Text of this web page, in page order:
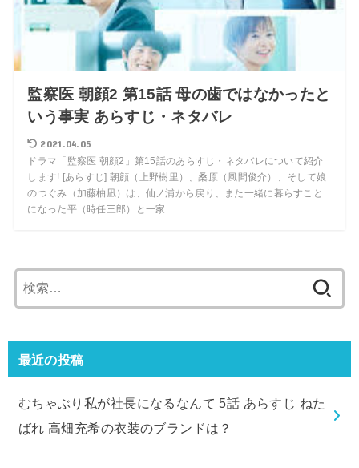
監察医 朝顔2 第15話 母の歯ではなかったと
いう事実 あらすじ・ネタバレ
2021.04.05
ドラマ「監察医 朝顔2」第15話のあらすじ・ネタバレについて紹介
します! [あらすじ] 朝顔（上野樹里）、桑原（風間俊介）、そして娘
のつぐみ（加藤柚凪）は、仙ノ浦から戻り、また一緒に暮らすこと
になった平（時任三郎）と一家...
索:
最近の投稿
むちゃぶり私が社長になるなんて 5話 あらすじ ねた
ばれ 高畑充希の衣装のブランドは？